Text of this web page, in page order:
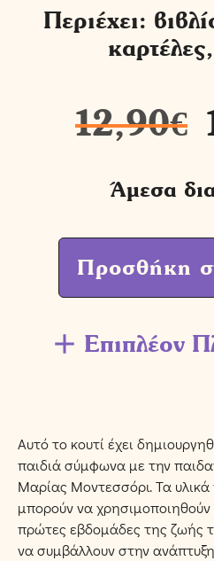
Περιέχει:
12,90€
Άμεσα
Προσθήκη
Επιπλέον
Αυτό το κουτί έχει
παιδιά σύμφωνα με την
Μαρίας Μοντεσσόρι. Τα υλικά
μπορούν να
πρώτες εβδομάδες της ζωής
να συμβάλλουν στην